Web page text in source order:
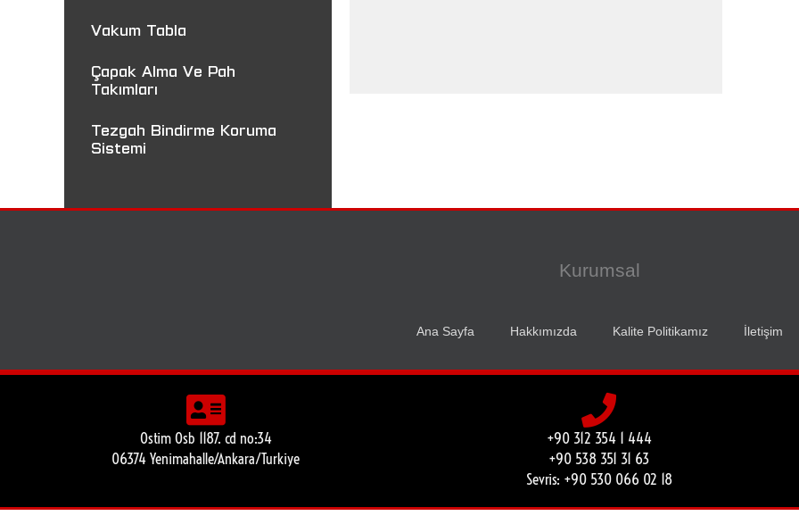
Vakum Tabla
Çapak Alma Ve Pah
Takımları
Tezgah Bindirme Koruma
Sistemi
Kurumsal
Ana Sayfa Hakkımızda Kalite Politikamız İletişim
Ostim Osb 1187. cd no:34
06374 Yenimahalle/Ankara/Turkiye
+90 312 354 1 444
+90 538 351 31 63
Sevris: +90 530 066 02 18